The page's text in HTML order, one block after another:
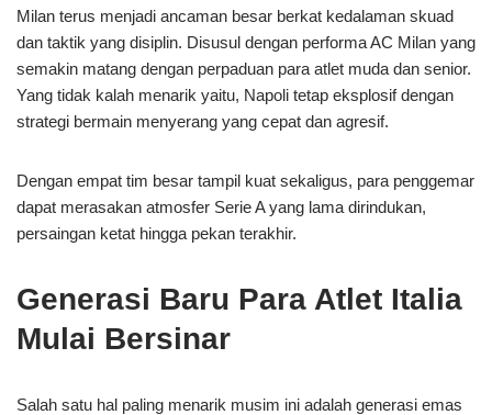
Milan terus menjadi ancaman besar berkat kedalaman skuad
dan taktik yang disiplin. Disusul dengan performa AC Milan yang
semakin matang dengan perpaduan para atlet muda dan senior.
Yang tidak kalah menarik yaitu, Napoli tetap eksplosif dengan
strategi bermain menyerang yang cepat dan agresif.
Dengan empat tim besar tampil kuat sekaligus, para penggemar
dapat merasakan atmosfer Serie A yang lama dirindukan,
persaingan ketat hingga pekan terakhir.
Generasi Baru Para Atlet Italia
Mulai Bersinar
Salah satu hal paling menarik musim ini adalah generasi emas